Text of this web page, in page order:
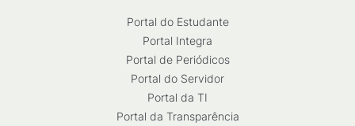
Portal do Estudante
Portal Integra
Portal de Periódicos
Portal do Servidor
Portal da TI
Portal da Transparência